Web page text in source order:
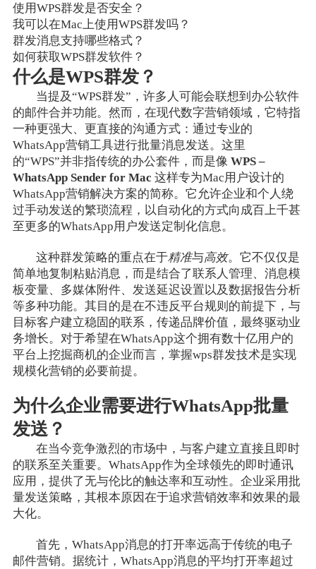
使用WPS群发是否安全？
我可以在Mac上使用WPS群发吗？
群发消息支持哪些格式？
如何获取WPS群发软件？
什么是WPS群发？
当提及“WPS群发”，许多人可能会联想到办公软件
的邮件合并功能。然而，在现代数字营销领域，它特指
一种更强大、更直接的沟通方式：通过专业的
WhatsApp营销工具进行批量消息发送。这里
的“WPS”并非指传统的办公套件，而是像 WPS –
WhatsApp Sender for Mac 这样专为Mac用户设计的
WhatsApp营销解决方案的简称。它允许企业和个人绕
过手动发送的繁琐流程，以自动化的方式向成百上千甚
至更多的WhatsApp用户发送定制化信息。
这种群发策略的重点在于精准与高效。它不仅仅是
简单地复制粘贴消息，而是结合了联系人管理、消息模
板变量、多媒体附件、发送延迟设置以及数据报告分析
等多种功能。其目的是在不违反平台规则的前提下，与
目标客户建立稳固的联系，传递品牌价值，最终驱动业
务增长。对于希望在WhatsApp这个拥有数十亿用户的
平台上挖掘商机的企业而言，掌握wps群发技术是实现
规模化营销的必要前提。
为什么企业需要进行WhatsApp批量
发送？
在当今竞争激烈的市场中，与客户建立直接且即时
的联系至关重要。WhatsApp作为全球领先的即时通讯
应用，提供了无与伦比的触达率和互动性。企业采用批
量发送策略，其根本原因在于追求营销效率和效果的最
大化。
首先，WhatsApp消息的打开率远高于传统的电子
邮件营销。据统计，WhatsApp消息的平均打开率超过